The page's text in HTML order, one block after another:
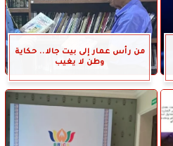
من رأس عمار إلى بيت جالا.. حكاية
وطن لا يغيب